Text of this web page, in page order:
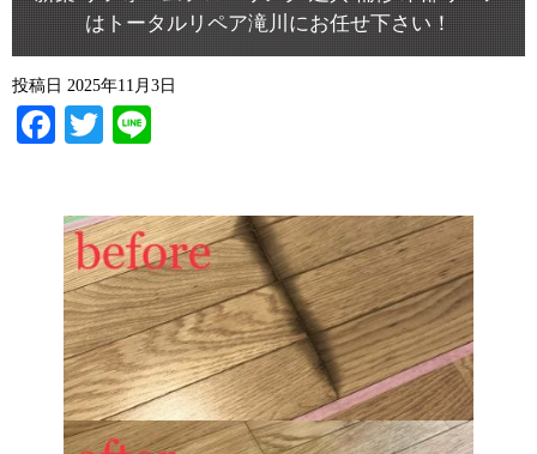
はトータルリペア滝川にお任せ下さい！
投稿日 2025年11月3日
Facebook
Twitter